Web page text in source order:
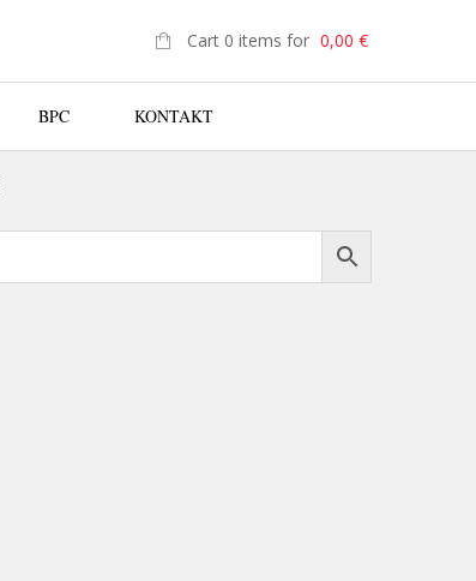
Cart 0 items for 0,00 €
BPC KONTAKT